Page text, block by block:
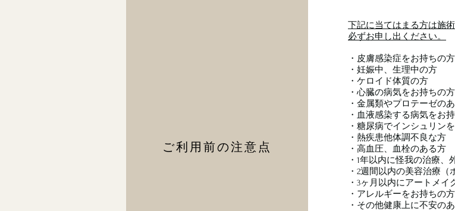
ご利用前の注意点
下記に当てはまる方は施
必ずお申し出ください。
・皮膚感染症をお持ちの
・妊娠中、生理中の
・ケロイド体質の方
・心臓の病気をお持ちの
・金属類やプロテーゼの
・血液感染する病気をお
・糖尿病でインシュリン
・熱疾患他体調不
・高血圧、血栓のある方
・1年以内に怪我の治療
・2週間以内の美容治療
・3ヶ月以内にアートメ
・アレルギーをお持ちの方
・その他健康上に不安の